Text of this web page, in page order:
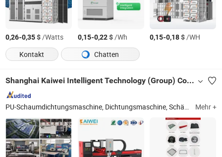
0,26-0,35$/Watts 0,15-0,22$/Wh 0,15-0,18$/WH
Kontakt
Chatten
Shanghai Kaiwei Intelligent Technology (Group) Co., Ltd.
PU-Schaumdichtungsmaschine, Dichtungsmaschine, Schäummaschine, Schaummaschine, Polyurethanschaummaschine, explosionsgeschütztes Gehäuse, explosionsgeschützter Kasten, automatische Schaumdichtungsmaschine, automatische Schaumverkaufsmaschine, PU-Dichtungsdosiermaschine Mehr +